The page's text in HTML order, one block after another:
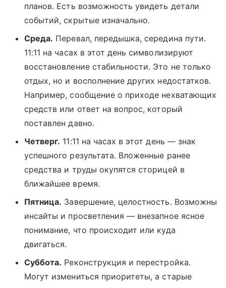
планов. Есть возможность увидеть детали
событий, скрытые изначально.
Среда. Перевал, передышка, середина пути.
11:11 на часах в этот день символизируют
восстановление стабильности. Это не только
отдых, но и восполнение других недостатков.
Например, сообщение о приходе нехватающих
средств или ответ на вопрос, который
поставлен давно.
Четверг. 11:11 на часах в этот день — знак
успешного результата. Вложенные ранее
средства и труды окупятся сторицей в
ближайшее время.
Пятница. Завершение, целостность. Возможны
инсайты и просветления — внезапное ясное
понимание, что происходит или куда
двигаться.
Суббота. Реконструкция и перестройка.
Могут измениться приоритеты, а старые